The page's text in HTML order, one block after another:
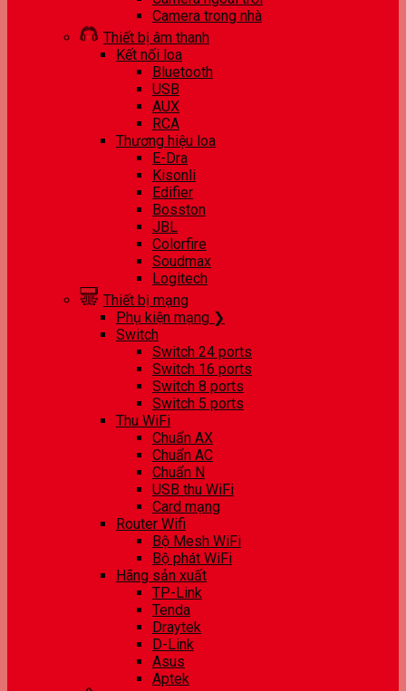
Camera trong nhà
Thiết bị âm thanh
Kết nối loa
Bluetooth
USB
AUX
RCA
Thương hiệu loa
E-Dra
Kisonli
Edifier
Bosston
JBL
Colorfire
Soudmax
Logitech
Thiết bị mạng
Phụ kiện mạng ❯
Switch
Switch 24 ports
Switch 16 ports
Switch 8 ports
Switch 5 ports
Thu WiFi
Chuẩn AX
Chuẩn AC
Chuẩn N
USB thu WiFi
Card mạng
Router Wifi
Bộ Mesh WiFi
Bộ phát WiFi
Hãng sản xuất
TP-Link
Tenda
Draytek
D-Link
Asus
Aptek